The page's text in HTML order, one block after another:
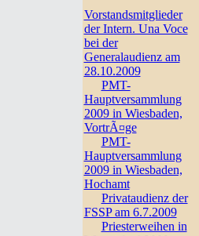
Vorstandsmitglieder
der Intern. Una Voce
bei der
Generalaudienz am
28.10.2009
PMT-
Hauptversammlung
2009 in Wiesbaden,
VortrÃ¤ge
PMT-
Hauptversammlung
2009 in Wiesbaden,
Hochamt
Privataudienz der
FSSP am 6.7.2009
Priesterweihen in